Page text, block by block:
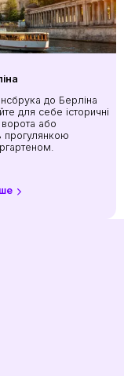
до Берліна
для себе історичні
ворота або
прогулянкою